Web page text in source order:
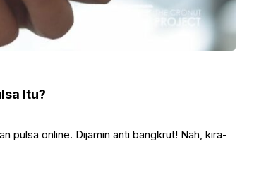
Itu?
pulsa online. Dijamin anti bangkrut! Nah, kira-